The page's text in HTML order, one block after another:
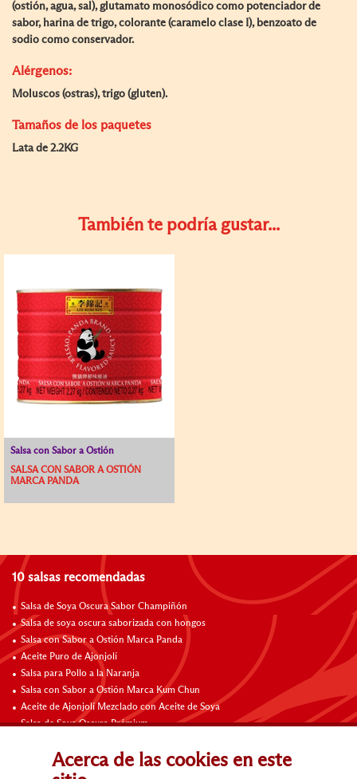
(ostión, agua, sal), glutamato monosódico como potenciador de
sabor, harina de trigo, colorante (caramelo clase I), benzoato de
sodio como conservador.
Alérgenos:
Moluscos (ostras), trigo (gluten).
Tamaños de los paquetes
Lata de 2.2KG
También te podría gustar...
Salsa con Sabor a Ostión
SALSA CON SABOR A OSTIÓN
MARCA PANDA
10 salsas recomendadas
Salsa de Soya Oscura Sabor Champiñón
Salsa de soya oscura saborizada con hongos
Salsa con Sabor a Ostión Marca Panda
Aceite Puro de Ajonjolí
Salsa para Pollo a la Naranja
Salsa con Sabor a Ostión Marca Kum Chun
Aceite de Ajonjolí Mezclado con Aceite de Soya
Salsa de Soya Oscura Prémium
Salsa Barbacoa Chino (Salsa Char Siu) de Lee Kum Kee
Acerca de las cookies en este